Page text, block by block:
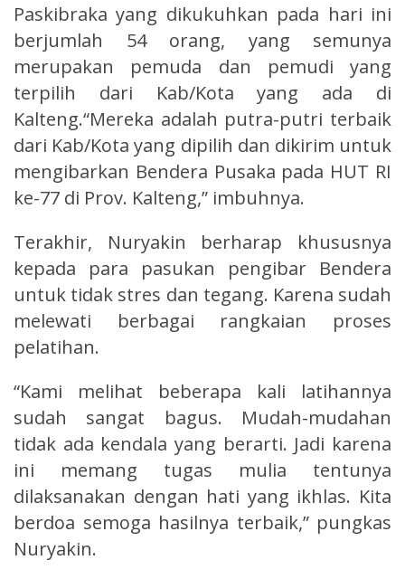
Paskibraka yang dikukuhkan pada hari ini
berjumlah 54 orang, yang semunya
merupakan pemuda dan pemudi yang
terpilih dari Kab/Kota yang ada di
Kalteng.“Mereka adalah putra-putri terbaik
dari Kab/Kota yang dipilih dan dikirim untuk
mengibarkan Bendera Pusaka pada HUT RI
ke-77 di Prov. Kalteng,” imbuhnya.
Terakhir, Nuryakin berharap khususnya
kepada para pasukan pengibar Bendera
untuk tidak stres dan tegang. Karena sudah
melewati berbagai rangkaian proses
pelatihan.
“Kami melihat beberapa kali latihannya
sudah sangat bagus. Mudah-mudahan
tidak ada kendala yang berarti. Jadi karena
ini memang tugas mulia tentunya
dilaksanakan dengan hati yang ikhlas. Kita
berdoa semoga hasilnya terbaik,” pungkas
Nuryakin.